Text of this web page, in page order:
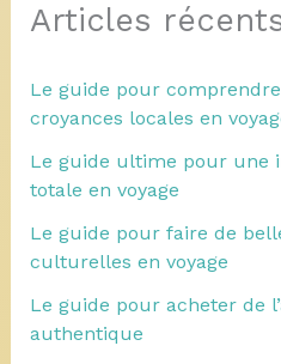
Articles
Le guide pour
croyances locales en
Le guide ultime pour une
totale en voyage
Le guide pour faire de
culturelles en voyage
Le guide pour acheter de
authentique